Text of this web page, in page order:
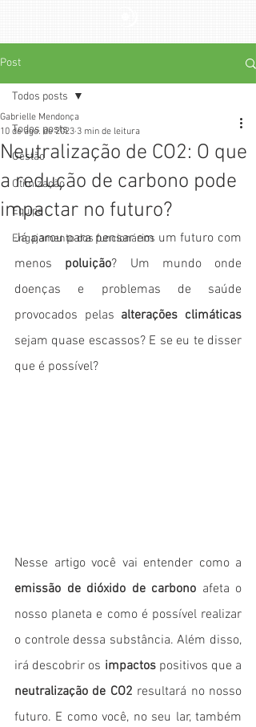
Post
Todos posts
Gestão
Otimização
Equipe
Engajamento dos funcionários
Todos posts
Neutralização de CO2: O que
a redução de carbono pode
impactar no futuro?
Gabrielle Mendonça
10 de ago. de 2023 3 min de leitura
Já parou para pensar em um futuro com
menos poluição? Um mundo onde
doenças e problemas de saúde
provocados pelas alterações climáticas
sejam quase escassos? E se eu te disser
que é possível?
emissão de dióxido de carbono afeta o
nosso planeta e como é possível realizar
o controle dessa substância. Além disso,
irá descobrir os impactos
neutralização de CO2 resultará no nosso
futuro. E como você, no seu lar, também